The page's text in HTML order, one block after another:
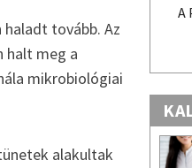
tovább. Az
halt meg a
mikrobiológiai
alakultak
A PHARMINDEX